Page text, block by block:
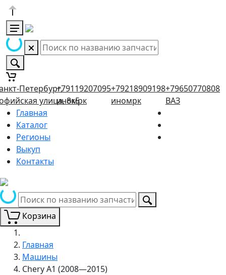
Петербург,
улица, 8к5
+79119207095
иномрк
+79218909198
иномрк
+79650770808
ВАЗ
Главная
Каталог
Регионы
Выкуп
Контакты
Корзина
Главная
Машины
Chery A1 (2008—2015)